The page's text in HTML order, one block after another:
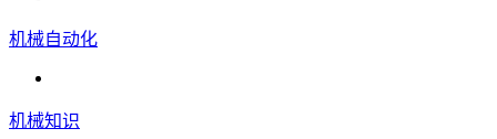
机械自动化
机械知识